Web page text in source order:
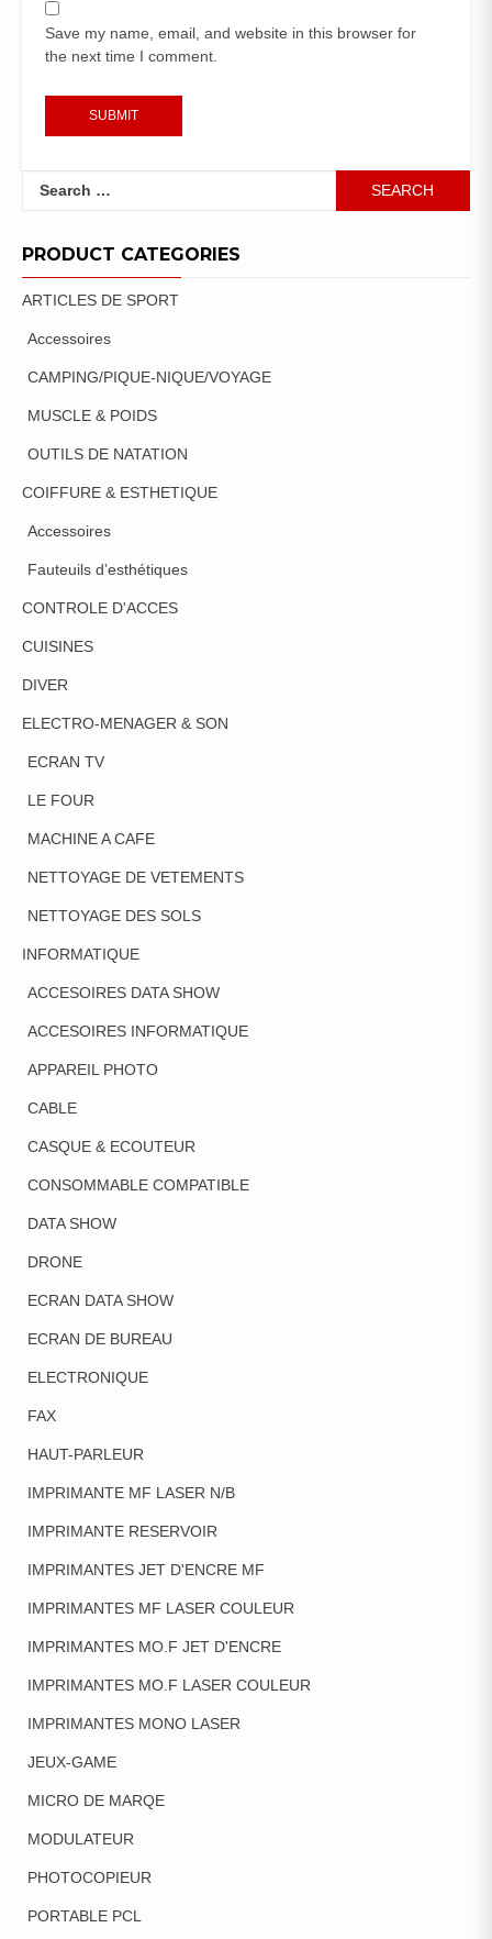
Save my name, email, and website in this browser for
the next time I comment.
PRODUCT CATEGORIES
ARTICLES DE SPORT
Accessoires
CAMPING/PIQUE-NIQUE/VOYAGE
MUSCLE & POIDS
OUTILS DE NATATION
COIFFURE & ESTHETIQUE
Accessoires
Fauteuils d’esthétiques
CONTROLE D'ACCES
CUISINES
DIVER
ELECTRO-MENAGER & SON
ECRAN TV
LE FOUR
MACHINE A CAFE
NETTOYAGE DE VETEMENTS
NETTOYAGE DES SOLS
INFORMATIQUE
ACCESOIRES DATA SHOW
ACCESOIRES INFORMATIQUE
APPAREIL PHOTO
CABLE
CASQUE & ECOUTEUR
CONSOMMABLE COMPATIBLE
DATA SHOW
DRONE
ECRAN DATA SHOW
ECRAN DE BUREAU
ELECTRONIQUE
FAX
HAUT-PARLEUR
IMPRIMANTE MF LASER N/B
IMPRIMANTE RESERVOIR
IMPRIMANTES JET D'ENCRE MF
IMPRIMANTES MF LASER COULEUR
IMPRIMANTES MO.F JET D'ENCRE
IMPRIMANTES MO.F LASER COULEUR
IMPRIMANTES MONO LASER
JEUX-GAME
MICRO DE MARQE
MODULATEUR
PHOTOCOPIEUR
PORTABLE PCL